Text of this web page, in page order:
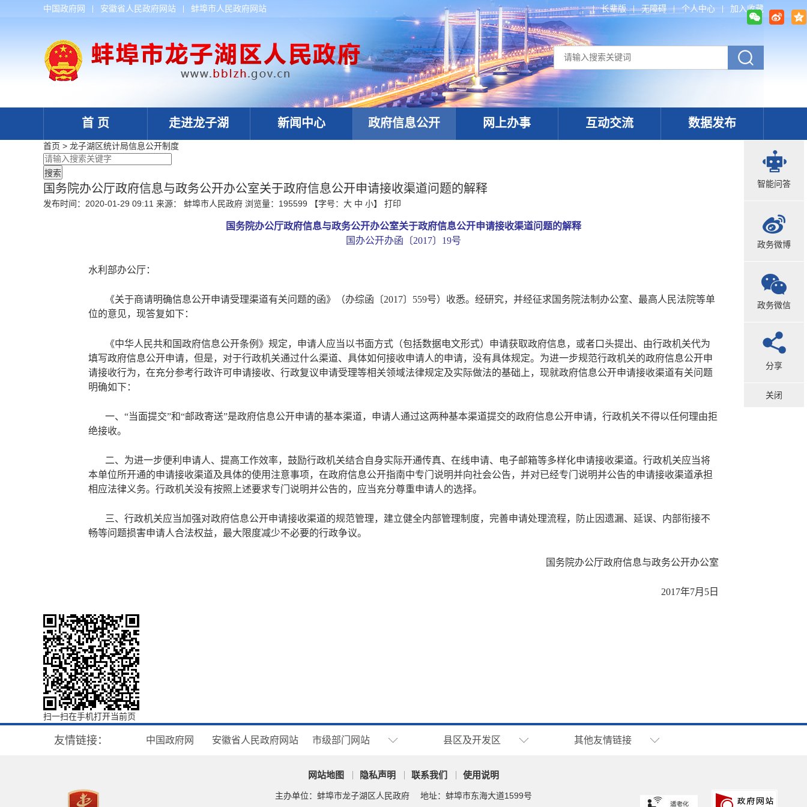
中国政府网 安徽省人民政府网站 蚌埠市人民政府网站 长辈版 无障碍 个人中心 加入收藏
首 页 走进龙子湖 新闻中心 政府信息公开 网上办事 互动交流 数据发布
首页 > 龙子湖区统计局信息公开制度
国务院办公厅政府信息与政务公开办公室关于政府信息公开申请接收渠道问题的解释
发布时间：2020-01-29 09:11 来源： 蚌埠市人民政府 浏览量： 195599 【字号： 大 中 小】 打印
国务院办公厅政府信息与政务公开办公室关于政府信息公开申请接收渠道问题的解释
国办公开办函〔2017〕19号
水利部办公厅：
《关于商请明确信息公开申请受理渠道有关问题的函》（办综函〔2017〕559号）收悉。经研究，并经征求国务院法制办公室、最高人民法院等单
位的意见，现答复如下：
《中华人民共和国政府信息公开条例》规定，申请人应当以书面方式（包括数据电文形式）申请获取政府信息，或者口头提出、由行政机关代为
填写政府信息公开申请，但是，对于行政机关通过什么渠道、具体如何接收申请人的申请，没有具体规定。为进一步规范行政机关的政府信息公开申
请接收行为，在充分参考行政许可申请接收、行政复议申请受理等相关领域法律规定及实际做法的基础上，现就政府信息公开申请接收渠道有关问题
明确如下：
一、“当面提交”和“邮政寄送”是政府信息公开申请的基本渠道，申请人通过这两种基本渠道提交的政府信息公开申请，行政机关不得以任何理由拒
绝接收。
二、为进一步便利申请人、提高工作效率，鼓励行政机关结合自身实际开通传真、在线申请、电子邮箱等多样化申请接收渠道。行政机关应当将
本单位所开通的申请接收渠道及具体的使用注意事项，在政府信息公开指南中专门说明并向社会公告，并对已经专门说明并公告的申请接收渠道承担
相应法律义务。行政机关没有按照上述要求专门说明并公告的，应当充分尊重申请人的选择。
三、行政机关应当加强对政府信息公开申请接收渠道的规范管理，建立健全内部管理制度，完善申请处理流程，防止因遗漏、延误、内部衔接不
畅等问题损害申请人合法权益，最大限度减少不必要的行政争议。
国务院办公厅政府信息与政务公开办公室
2017年7月5日
扫一扫在手机打开当前页
友情链接： 中国政府网 安徽省人民政府网站 市级部门网站 县区及开发区 其他友情链接
网站地图 隐私声明 联系我们 使用说明
主办单位：蚌埠市龙子湖区人民政府
地址：蚌埠市东海大道1599号
智能问答
政务微博
政务微信
分享
关闭